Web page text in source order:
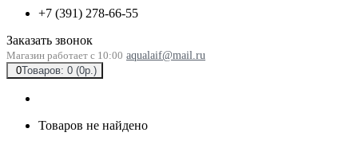
+7 (391) 278-66-55
Заказать звонок
Магазин работает с 10:00 aqualaif@mail.ru
0Товаров: 0 (0р.)
Товаров не найдено